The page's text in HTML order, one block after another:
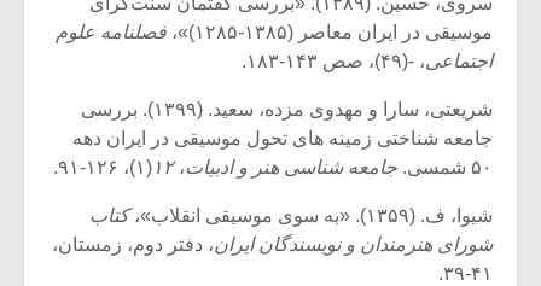
موسیقی در ایران معاصر (۱۳۸۵-۱۲۸۵)»،
فصلنامه علوم
اجتماعی، -(۴۹)، صص ۱۴۳-۱۸۳.
شریعتی، سارا و مهدوی مزده، سعید. (۱۳۹۹). بررسی
جامعه شناختی زمینه های تحول موسیقی در ایران دهه
۵۰ شمسی.
جامعه شناسی هنر و ادبیات،۱۲ (۱)، ۱۲۶-۹۱.‎
شیوا، ف. (۱۳۵۹). «به سوی موسیقی انقلاب»،
کتاب
شورای هنرمندان و نویسندگان ایران، دفتر دوم، زمستان،
۴۱-۳۹.